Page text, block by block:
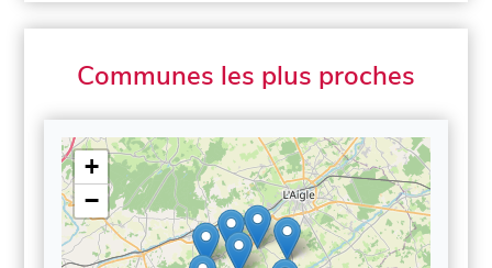
Communes les plus proches
+
−